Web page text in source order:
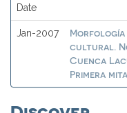
Date
Jan-2007
Morfología
cultural.
Cuenca
Primera